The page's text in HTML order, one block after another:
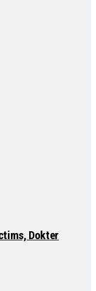
Dokter